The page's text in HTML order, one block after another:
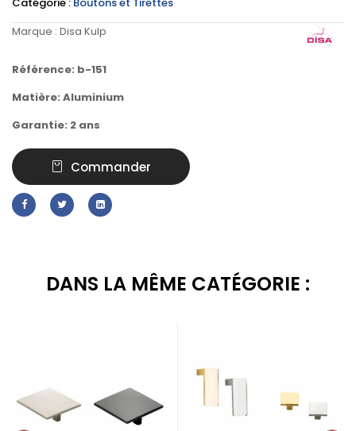
Marque : Disa Kulp
Référence: b-151
Matière: Aluminium
Garantie: 2 ans
Commander
DANS LA MÊME CATÉGORIE :